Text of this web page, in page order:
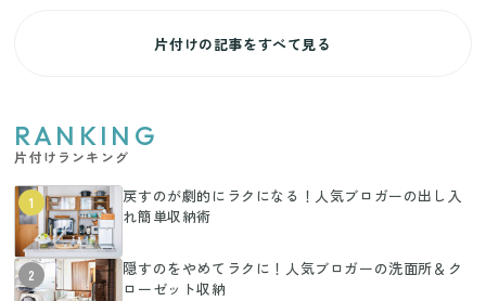
片付けの記事をすべて見る
RANKING
片付けランキング
1
戻すのが劇的にラクになる！人気ブロガーの出し入
れ簡単収納術
2
隠すのをやめてラクに！人気ブロガーの洗面所＆ク
ローゼット収納